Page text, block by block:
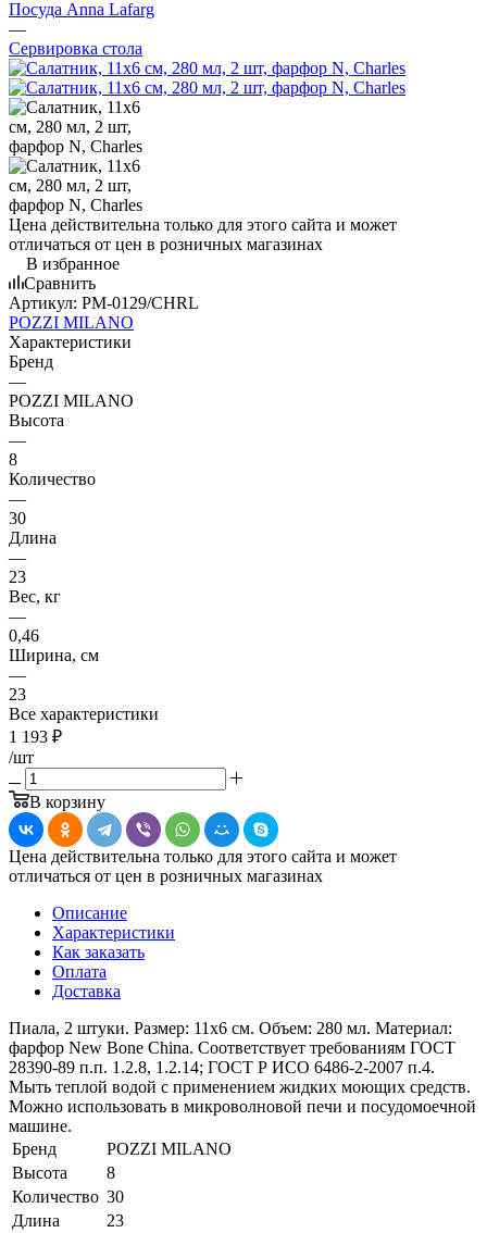
Посуда Anna Lafarg
—
Сервировка стола
Цена действительна только для этого сайта и может
отличаться от цен в розничных магазинах
В избранное
Сравнить
Артикул: PM-0129/CHRL
POZZI MILANO
Характеристики
Бренд
—
POZZI MILANO
Высота
—
8
Количество
—
30
Длина
—
23
Вес, кг
—
0,46
Ширина, см
—
23
Все характеристики
1 193 ₽
/шт
В корзину
Цена действительна только для этого сайта и может
отличаться от цен в розничных магазинах
Описание
Характеристики
Как заказать
Оплата
Доставка
Пиала, 2 штуки. Размер: 11х6 см. Объем: 280 мл. Материал:
фарфор New Bone China. Соответствует требованиям ГОСТ
28390-89 п.п. 1.2.8, 1.2.14; ГОСТ Р ИСО 6486-2-2007 п.4.
Мыть теплой водой с применением жидких моющих средств.
Можно использовать в микроволновой печи и посудомоечной
машине.
Бренд
POZZI MILANO
Высота
8
Количество 30
Длина
23